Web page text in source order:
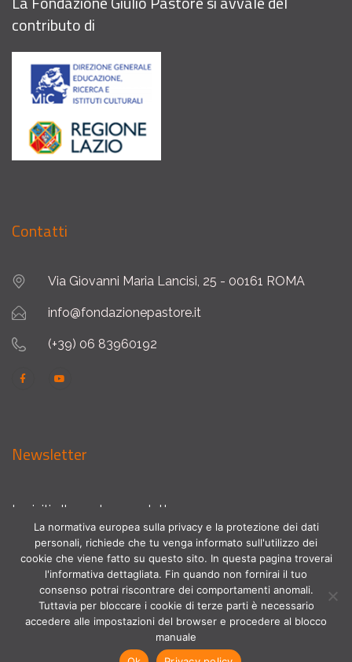
contributo di
Contatti
Via Giovanni Maria Lancisi, 25 - 00161 ROMA
info@fondazionepastore.it
(+39) 06 83960192
Newsletter
Iscriviti alla nostra newsletter
Copyright © 2022 Fondazione Giulio Pastore. All Rights
La normativa europea sulla privacy e la protezione dei dati
personali, richiede che tu venga informato sull'utilizzo dei
cookie che viene fatto su questo sito. In questa pagina troverai
l'informativa dettagliata. Fin quando non fornirai il tuo
consenso potrai riscontrare dei comportamenti anomali.
Tuttavia per bloccare i cookie di terze parti è necessario
accedere alle impostazioni del browser e procedere al blocco
manuale